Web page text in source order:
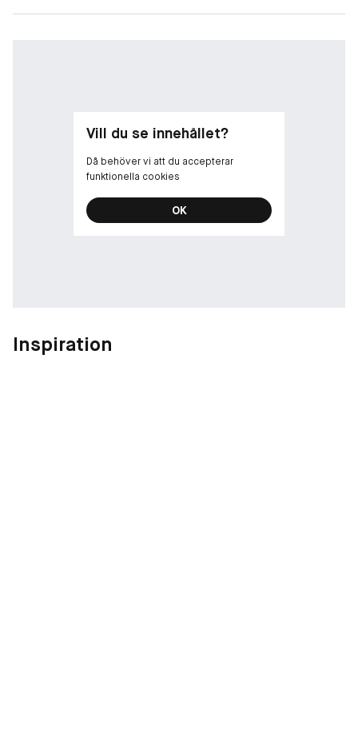
Vill du se innehållet?
Då behöver vi att du accepterar
funktionella cookies
OK
Inspiration